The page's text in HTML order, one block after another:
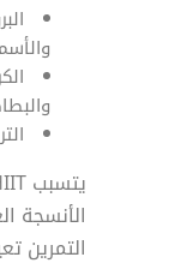
الأنسجة
التمرين